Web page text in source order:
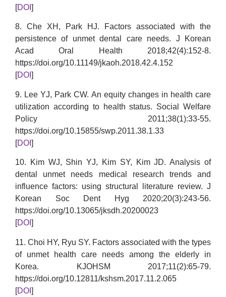
[DOI ]
8. Che XH, Park HJ. Factors associated with the
persistence of unmet dental care needs. J Korean
Acad Oral Health 2018;42(4):152-8.
https://doi.org/10.11149/jkaoh.2018.42.4.152
[DOI ]
9. Lee YJ, Park CW. An equity changes in health care
utilization according to health status. Social Welfare
Policy 2011;38(1):33-55.
https://doi.org/10.15855/swp.2011.38.1.33
[DOI ]
10. Kim WJ, Shin YJ, Kim SY, Kim JD. Analysis of
dental unmet needs medical research trends and
influence factors: using structural literature review. J
Korean Soc Dent Hyg 2020;20(3):243-56.
https://doi.org/10.13065/jksdh.20200023
[DOI ]
11. Choi HY, Ryu SY. Factors associated with the types
of unmet health care needs among the elderly in
Korea. KJOHSM 2017;11(2):65-79.
https://doi.org/10.12811/kshsm.2017.11.2.065
[DOI ]